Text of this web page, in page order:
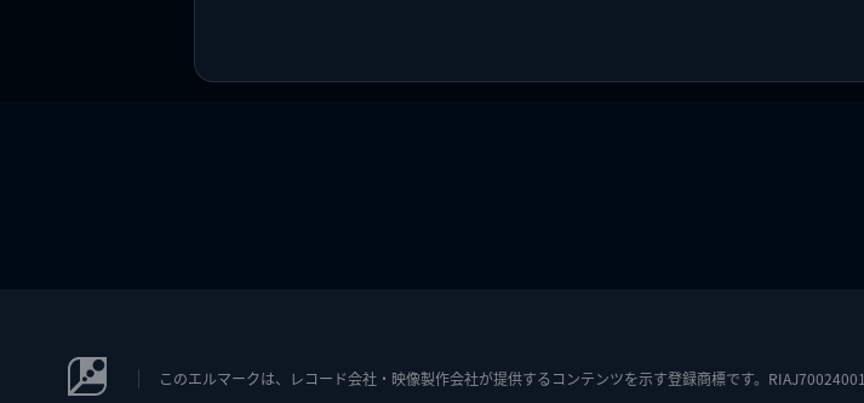
このエルマークは、レコード会社・映像製作会社が提供するコンテンツを示す登録商標です。RIAJ70024001